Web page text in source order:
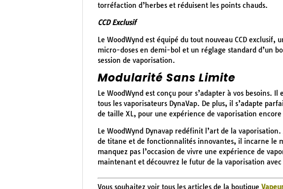
torréfaction d’herbes et réduisent les points chauds.
CCD Exclusif
Le WoodWynd est équipé du tout nouveau CCD exclusif,
micro-doses en demi-bol et un réglage standard d’un
session de vaporisation.
Modularité Sans Limite
Le WoodWynd est conçu pour s’adapter à vos besoins.
tous les vaporisateurs DynaVap. De plus, il s’adapte
de taille XL, pour une expérience de vaporisation
Le WoodWynd Dynavap redéfinit l’art de la
de titane et de fonctionnalités innovantes, il incarne le
manquez pas l’occasion de vivre une expérience de
maintenant et découvrez le futur de la vaporisation avec
Vous souhaitez voir tous les articles de la boutique